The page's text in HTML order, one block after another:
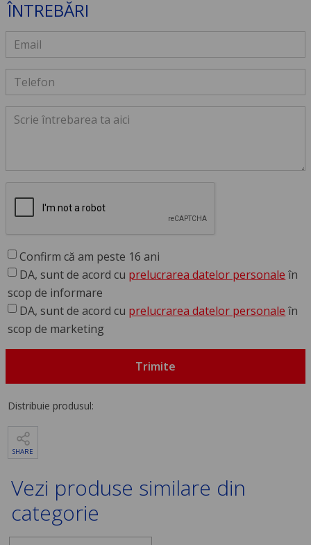
ÎNTREBĂRI
Confirm că am peste 16 ani
DA, sunt de acord cu prelucrarea datelor personale în
scop de informare
DA, sunt de acord cu prelucrarea datelor personale în
scop de marketing
Trimite
Distribuie produsul:
SHARE
Vezi produse similare din
categorie